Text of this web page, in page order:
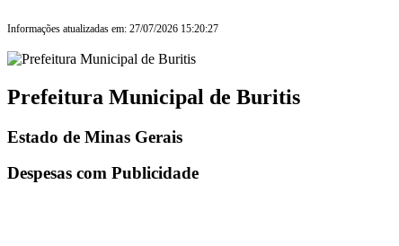
Informações atualizadas em: 27/07/2026 15:20:27
Prefeitura Municipal de Buritis
Estado de Minas Gerais
Despesas com Publicidade